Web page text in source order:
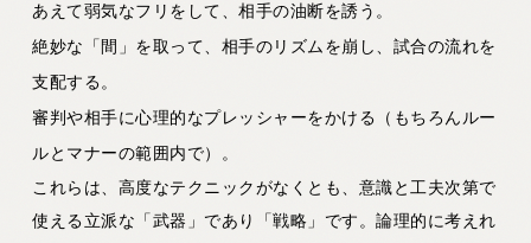
あえて弱気なフリをして、相手の油断を誘う。
絶妙な「間」を取って、相手のリズムを崩し、試合の流れを
支配する。
審判や相手に心理的なプレッシャーをかける（もちろんルー
ルとマナーの範囲内で）。
これらは、高度なテクニックがなくとも、意識と工夫次第で
使える立派な「武器」であり「戦略」です。論理的に考えれ